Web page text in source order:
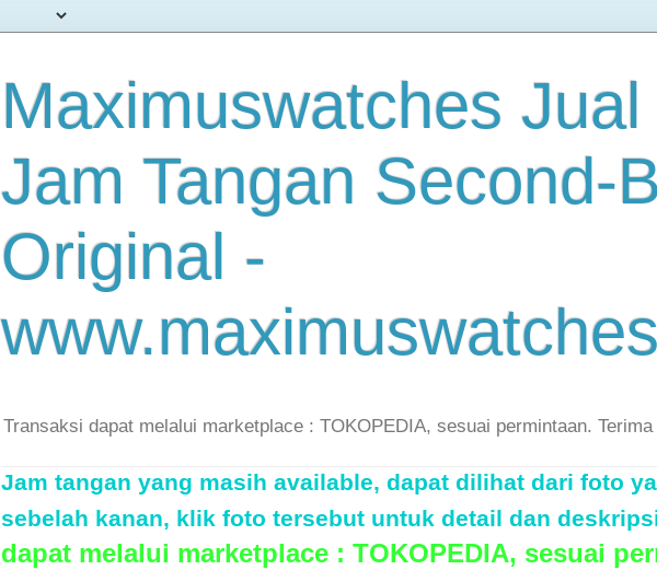
Maximuswatches Jual
Jam Tangan Second-
Original -
Transaksi dapat melalui marketplace : TOKOPEDIA, sesuai permintaan. Terima
Jam tangan yang masih available, dapat dilihat dari foto
sebelah kanan, klik foto tersebut untuk detail dan
dapat melalui marketplace : TOKOPEDIA, sesuai